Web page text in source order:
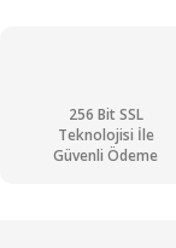
256 Bit SSL
Teknolojisi İle
Güvenli Ödeme